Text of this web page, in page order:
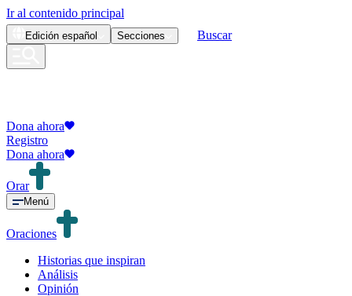
Ir al contenido principal
Edición español Secciones Buscar
Dona ahora
Registro
Dona ahora
Orar
Menú
Oraciones
Historias que inspiran
Análisis
Opinión